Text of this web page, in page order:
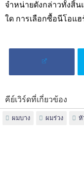
จำหน่ายดังกล่าวทั้งสิ้
ใด การเลือกซื้อนีโอแ
คีย์เวิร์ดที่เกี่ยวข้อง
ผมบาง ผมร่วง หั